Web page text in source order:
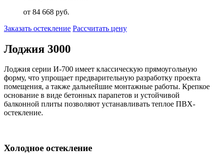
от 84 668 руб.
Заказать остекление Рассчитать цену
Лоджия 3000
Лоджия серии И-700 имеет классическую прямоугольную
форму, что упрощает предварительную разработку проекта
помещения, а также дальнейшие монтажные работы. Крепкое
основание в виде бетонных парапетов и устойчивой
балконной плиты позволяют устанавливать теплое ПВХ-
остекление.
Холодное остекление